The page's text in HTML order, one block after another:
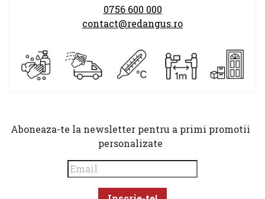
0756 600 000
contact@redangus.ro
Aboneaza-te la newsletter pentru a primi promotii
personalizate